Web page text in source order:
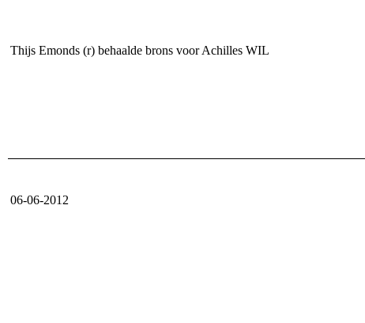
Thijs Emonds (r) behaalde brons voor Achilles WIL
06-06-2012